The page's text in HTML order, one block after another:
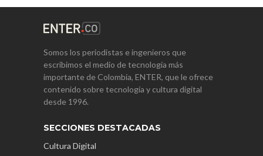
Somos los periodistas e ingenieros que
escribimos el medio de tecnología más
importante de Colombia, ENTER, que le ofrece
contenido sobre tecnología y cultura digital
desde 1996.
SECCIONES DESTACADAS
Cultura Digital